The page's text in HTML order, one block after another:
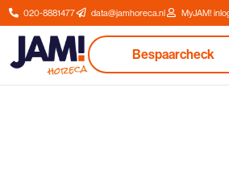
020-8881477 data@jamhoreca.nl MyJAM!
Bespaarcheck